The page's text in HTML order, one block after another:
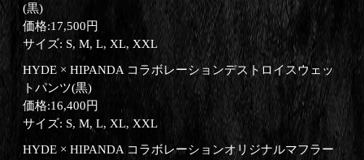
(黒)
価格:17,500円
サイズ: S, M, L, XL, XXL
HYDE × HIPANDA コラボレーションデストロイスウェッ
トパンツ(黒)
価格:16,400円
サイズ: S, M, L, XL, XXL
HYDE × HIPANDA コラボレーションオリジナルマフラー